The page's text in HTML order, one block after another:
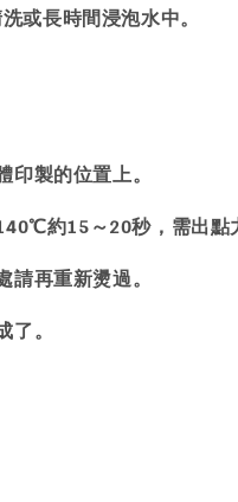
或長時間浸泡水中。
製的位置上。
約15～20秒，需出點
再重新燙過。
。